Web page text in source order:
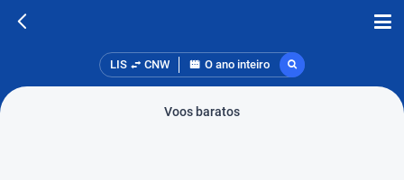
LIS CNW O ano inteiro
Voos baratos